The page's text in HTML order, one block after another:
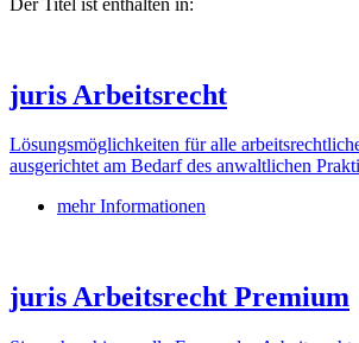
juris Arbeitsrecht
Lösungsmöglichkeiten für alle
ausgerichtet am Bedarf des anwaltlichen
mehr Informationen
juris Arbeitsrecht Premium